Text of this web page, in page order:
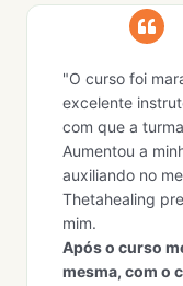
"O curso foi
excelente
com que a
Aumentou a
auxiliando no
Thetahealing
mim.
Após o curso
mesma, com o